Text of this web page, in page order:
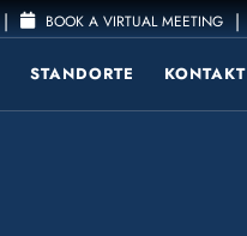
| BOOK A VIRTUAL MEETING |
STANDORTE KONTAKT